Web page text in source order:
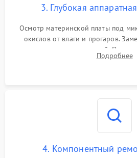
3. Глубокая
Осмотр материнской платы под
окислов от влаги и прогаров.
дежурных напряжений.
мультиконтроллера,Подробнее
4. Компонентный